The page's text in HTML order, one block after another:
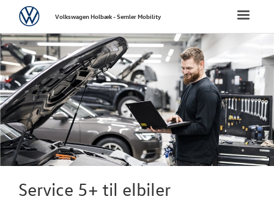
FORSIDE
NYE
NYE VAREBILER
BRUGTE BILER
Toggle
VolkswagenVolkswagen Holbæk - Semler Mobility
Service 5+ til elbiler